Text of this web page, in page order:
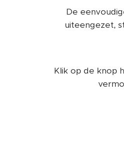
De
uiteengezet,
Klik op de knop